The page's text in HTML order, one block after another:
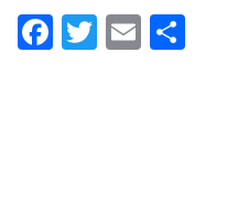
Facebook
Twitter
Email